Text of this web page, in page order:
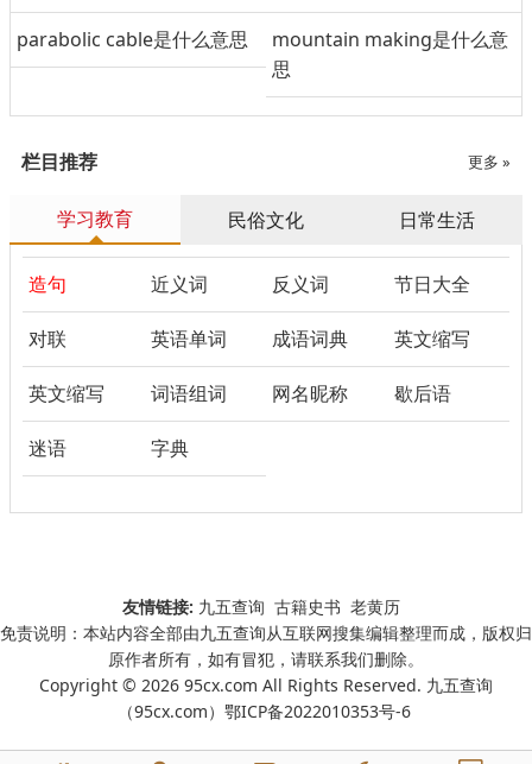
parabolic cable是什么意思
mountain making是什么意
思
栏目推荐 更多 »
学习教育 民俗文化 日常生活
造句 近义词 反义词 节日大全
对联 英语单词 成语词典 英文缩写
英文缩写 词语组词 网名昵称 歇后语
迷语 字典
友情链接: 九五查询 古籍史书 老黄历
免责说明：本站内容全部由九五查询从互联网搜集编辑整理而成，版权归
原作者所有，如有冒犯，请联系我们删除。
Copyright © 2026 95cx.com All Rights Reserved. 九五查询
（95cx.com） 鄂ICP备2022010353号-6